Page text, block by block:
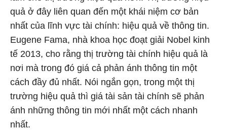
quả ở đây liên quan đến một khái niệm cơ bản
nhất của lĩnh vực tài chính: hiệu quả về thông tin.
Eugene Fama, nhà khoa học đoạt giải Nobel kinh
tế 2013, cho rằng thị trường tài chính hiệu quả là
nơi mà trong đó giá cả phản ánh thông tin một
cách đầy đủ nhất. Nói ngắn gọn, trong một thị
trường hiệu quả thì giá tài sản tài chính sẽ phản
ánh những thông tin mới nhất một cách nhanh
nhất.